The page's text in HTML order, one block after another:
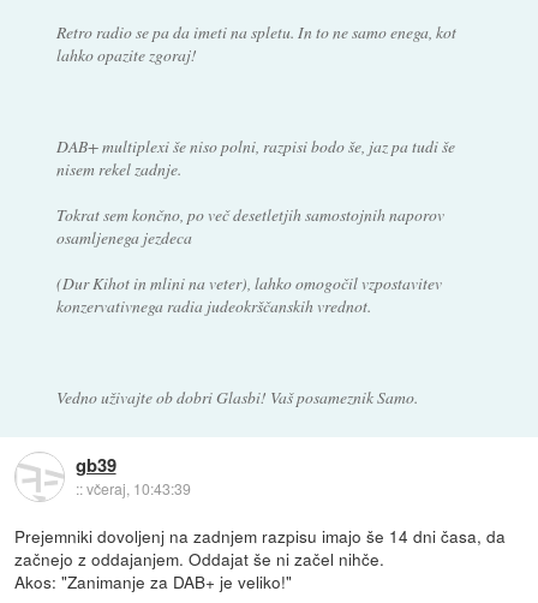
Retro radio se pa da imeti na spletu. In to ne samo enega, kot
lahko opazite zgoraj!
DAB+ multiplexi še niso polni, razpisi bodo še, jaz pa tudi še
nisem rekel zadnje.
Tokrat sem končno, po več desetletjih samostojnih naporov
osamljenega jezdeca
(Dur Kihot in mlini na veter), lahko omogočil vzpostavitev
konzervativnega radia judeokrščanskih vrednot.
Vedno uživajte ob dobri Glasbi! Vaš posameznik Samo.
gb39
::včeraj, 10:43:39
Prejemniki dovoljenj na zadnjem razpisu imajo še 14 dni časa, da
začnejo z oddajanjem. Oddajat še ni začel nihče.
Akos: "Zanimanje za DAB+ je veliko!"